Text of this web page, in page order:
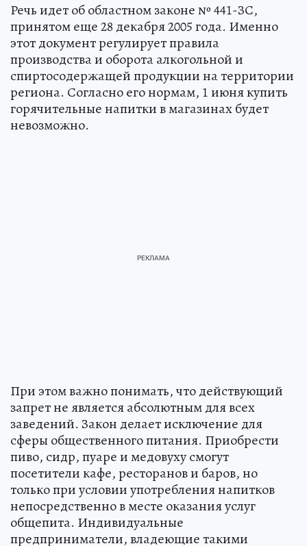
Речь идет об областном законе № 441-ЗС,
принятом еще 28 декабря 2005 года. Именно
этот документ регулирует правила
производства и оборота алкогольной и
спиртосодержащей продукции на территории
региона. Согласно его нормам, 1 июня купить
горячительные напитки в магазинах будет
невозможно.
При этом важно понимать, что действующий
запрет не является абсолютным для всех
заведений. Закон делает исключение для
сферы общественного питания. Приобрести
пиво, сидр, пуаре и медовуху смогут
посетители кафе, ресторанов и баров, но
только при условии употребления напитков
непосредственно в месте оказания услуг
общепита. Индивидуальные
предприниматели, владеющие такими